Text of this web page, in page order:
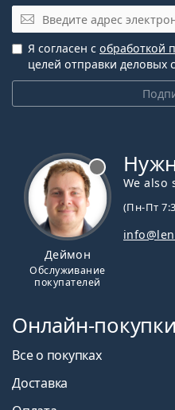
Эл. почта
Я согласен с обработкой
целей отправки деловых
Деймон
Обслуживание
покупателей
We also
(Пн-Пт
Онлайн-покупки
Все о покупках
Доставка